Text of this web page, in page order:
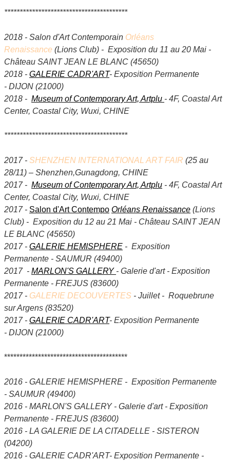
****************************************
2018 - Salon d'Art Contemporain Orléans
Renaissance (Lions Club) - Exposition du 11 au 20 Mai -
Château SAINT JEAN LE BLANC (45650)
2018 - GALERIE CADR'ART- Exposition Permanente
- DIJON (21000)
2018 - Museum of Contemporary Art, Artplu - 4F, Coastal Art
Center, Coastal City, Wuxi, CHINE
****************************************
2017 - SHENZHEN INTERNATIONAL ART FAIR (25 au
28/11) – Shenzhen,Gunagdong, CHINE
2017 - Museum of Contemporary Art, Artplu - 4F, Coastal Art
Center, Coastal City, Wuxi, CHINE
2017 - Salon d'Art Contempo Orléans Renaissance (Lions
Club) - Exposition du 12 au 21 Mai - Château SAINT JEAN
LE BLANC (45650)
2017 - GALERIE HEMISPHERE - Exposition
Permanente - SAUMUR (49400)
2017 - MARLON'S GALLERY - Galerie d'art - Exposition
Permanente - FREJUS (83600)
2017 - GALERIE DECOUVERTES - Juillet - Roquebrune
sur Argens (83520)
2017 - GALERIE CADR'ART- Exposition Permanente
- DIJON (21000)
****************************************
2016 - GALERIE HEMISPHERE - Exposition Permanente
- SAUMUR (49400)
2016 - MARLON'S GALLERY - Galerie d'art - Exposition
Permanente - FREJUS (83600)
2016 - LA GALERIE DE LA CITADELLE - SISTERON
(04200)
2016 - GALERIE CADR'ART- Exposition Permanente -